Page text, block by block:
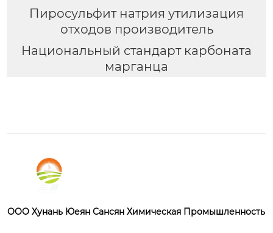
Пиросульфит натрия утилизация
отходов производитель
Национальный стандарт карбоната
марганца
OOO Хунань Юеян Сансян Химическая Промышленность